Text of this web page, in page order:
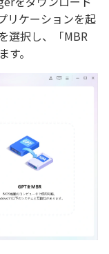
リケーションを起
選択し、「MBR
。